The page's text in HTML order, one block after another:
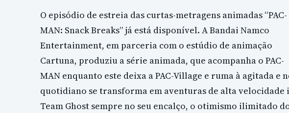
O episódio de estreia das curtas-metragens animadas “PAC-
MAN: Snack Breaks” já está disponível. A Bandai Namco
Entertainment, em parceria com o estúdio de animação
Cartuna, produziu a série animada, que acompanha o PAC-
MAN enquanto este deixa a PAC-Village e ruma à agitada e
quotidiano se transforma em aventuras de alta velocidade
Team Ghost sempre no seu encalço, o otimismo ilimitado